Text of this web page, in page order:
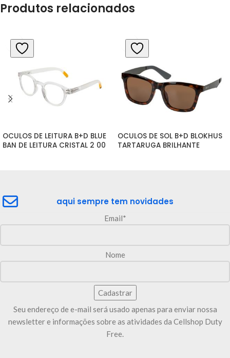
Produtos relacionados
OCULOS DE LEITURA B+D BLUE
BAN DE LEITURA CRISTAL 2 00
OCULOS DE SOL B+D BLOKHUS
TARTARUGA BRILHANTE
aqui sempre tem novidades
Email*
Nome
Seu endereço de e-mail será usado apenas para enviar nossa
newsletter e informações sobre as atividades da Cellshop Duty
Free.